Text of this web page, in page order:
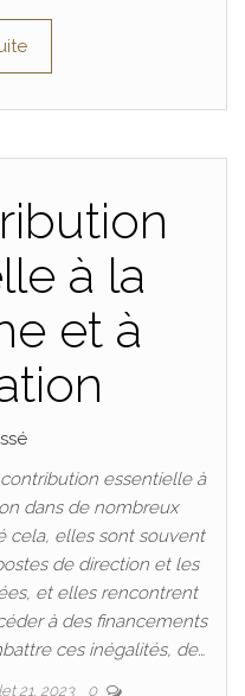
à la
et à
essentielle à
dans de nombreux
cela, elles sont souvent
de direction et les
et elles rencontrent
à des financements
ces inégalités, de…
21, 2023 0